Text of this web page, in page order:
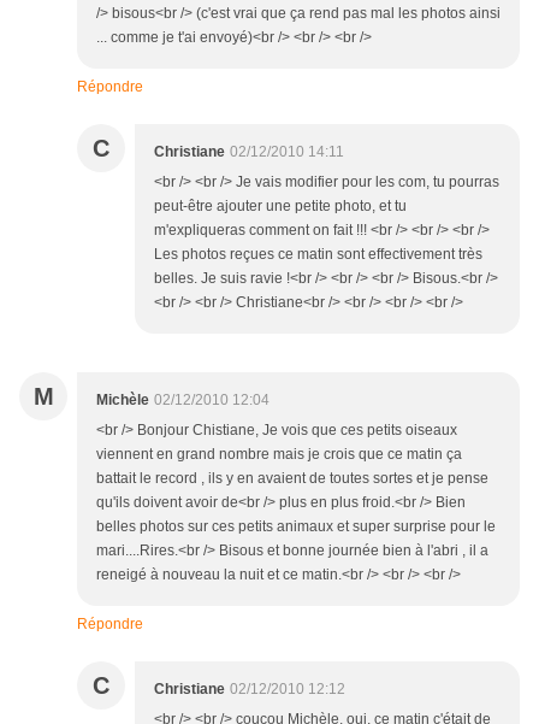
/> bisous<br /> (c'est vrai que ça rend pas mal les photos ainsi
... comme je t'ai envoyé)<br /> <br /> <br />
Répondre
C Christiane 02/12/2010 14:11
<br /> <br /> Je vais modifier pour les com, tu pourras
peut-être ajouter une petite photo, et tu
m'expliqueras comment on fait !!! <br /> <br /> <br />
Les photos reçues ce matin sont effectivement très
belles. Je suis ravie !<br /> <br /> <br /> Bisous.<br />
<br /> <br /> Christiane<br /> <br /> <br /> <br />
M Michèle 02/12/2010 12:04
<br /> Bonjour Chistiane, Je vois que ces petits oiseaux
viennent en grand nombre mais je crois que ce matin ça
battait le record , ils y en avaient de toutes sortes et je pense
qu'ils doivent avoir de<br /> plus en plus froid.<br /> Bien
belles photos sur ces petits animaux et super surprise pour le
mari....Rires.<br /> Bisous et bonne journée bien à l'abri , il a
reneigé à nouveau la nuit et ce matin.<br /> <br /> <br />
Répondre
C Christiane 02/12/2010 12:12
<br /> <br /> coucou Michèle, oui, ce matin c'était de